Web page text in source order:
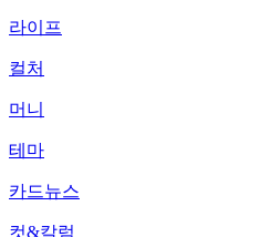
라이프
컬처
머니
테마
카드뉴스
컷&칼럼